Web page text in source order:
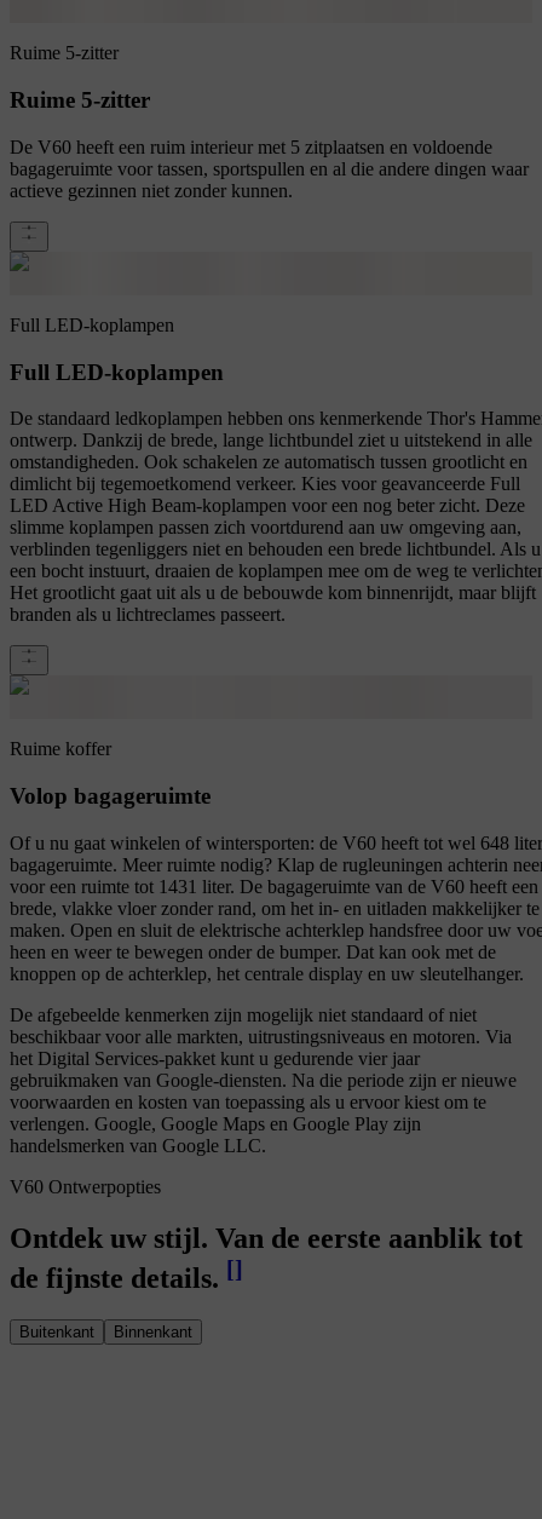
Ruime 5-zitter
Ruime 5-zitter
De V60 heeft een ruim interieur met 5 zitplaatsen en voldoende
bagageruimte voor tassen, sportspullen en al die andere dingen waar
actieve gezinnen niet zonder kunnen.
Full LED-koplampen
Full LED-koplampen
De standaard ledkoplampen hebben ons kenmerkende Thor's
ontwerp. Dankzij de brede, lange lichtbundel ziet u uitstekend in alle
omstandigheden. Ook schakelen ze automatisch tussen grootlicht en
dimlicht bij tegemoetkomend verkeer. Kies voor geavanceerde Full
LED Active High Beam-koplampen voor een nog beter zicht. Deze
slimme koplampen passen zich voortdurend aan uw omgeving aan,
verblinden tegenliggers niet en behouden een brede lichtbundel. Als u
een bocht instuurt, draaien de koplampen mee om de weg te
Het grootlicht gaat uit als u de bebouwde kom binnenrijdt, maar blijft
branden als u lichtreclames passeert.
Ruime koffer
Volop bagageruimte
Of u nu gaat winkelen of wintersporten: de V60 heeft tot wel 648 liter
bagageruimte. Meer ruimte nodig? Klap de rugleuningen achterin
voor een ruimte tot 1431 liter. De bagageruimte van de V60 heeft een
brede, vlakke vloer zonder rand, om het in- en uitladen makkelijker te
maken. Open en sluit de elektrische achterklep handsfree door uw
heen en weer te bewegen onder de bumper. Dat kan ook met de
knoppen op de achterklep, het centrale display en uw sleutelhanger.
De afgebeelde kenmerken zijn mogelijk niet standaard of niet
beschikbaar voor alle markten, uitrustingsniveaus en motoren. Via
het Digital Services-pakket kunt u gedurende vier jaar
gebruikmaken van Google-diensten. Na die periode zijn er nieuwe
voorwaarden en kosten van toepassing als u ervoor kiest om te
verlengen. Google, Google Maps en Google Play zijn
handelsmerken van Google LLC.
V60 Ontwerpopties
Ontdek uw stijl. Van de eerste aanblik tot
de fijnste details. []
Buitenkant Binnenkant